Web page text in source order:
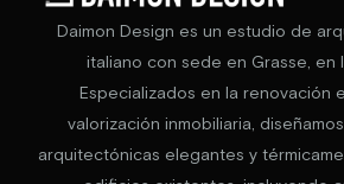
Daimon Design es un estudio de
italiano con sede en Grasse, en
Especializados en la renovación
valorización inmobiliaria,
arquitectónicas elegantes y